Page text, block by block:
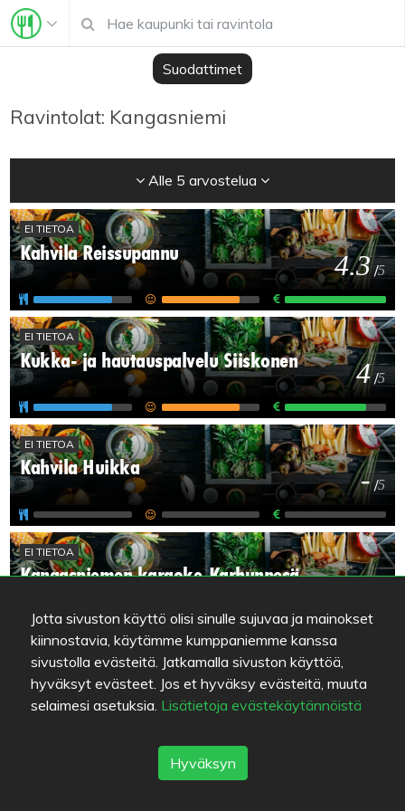
Jotta sivuston käyttö olisi sinulle sujuvaa ja mainokset
kiinnostavia, käytämme kumppaniemme kanssa
sivustolla evästeitä. Jatkamalla sivuston käyttöä,
hyväksyt evästeet. Jos et hyväksy evästeitä, muuta
selaimesi asetuksia. Lisätietoja evästekäytännöistä
Hyväksyn
Suodattimet
Ravintolat: Kangasniemi
Alle 5 arvostelua
EI TIETOA
Kahvila Reissupannu 4.3 /5
EI TIETOA
Kukka- ja hautauspalvelu Siiskonen 4 /5
EI TIETOA
Kahvila Huikka - /5
EI TIETOA
Kangasniemen karaoke-Karhunpesä -
EI TIETOA
Kesäkauppa Pikku-Puula -